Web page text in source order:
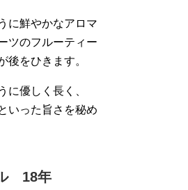
に鮮やかなアロマ
ツのフルーティー
後をひきます。
に優しく長く、
いった旨さを秘め
18年